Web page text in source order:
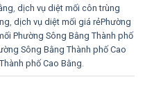
dịch vụ diệt mối côn trùng
dịch vụ diệt mối giá rẻPhường
Phường Sông Bằng Thành phố
Sông Bằng Thành phố Cao
phố Cao Bằng